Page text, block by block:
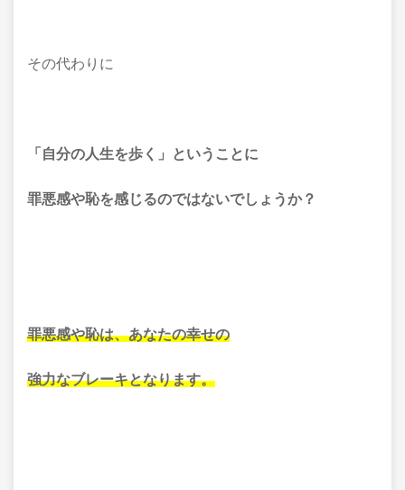
その代わりに
「自分の人生を歩く」ということに
罪悪感や恥を感じるのではないでしょうか？
罪悪感や恥は、あなたの幸せの
強力なブレーキとなります。